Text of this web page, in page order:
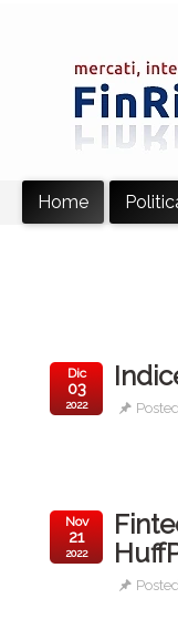
Home
Dic
03
2022
Nov
21
2022